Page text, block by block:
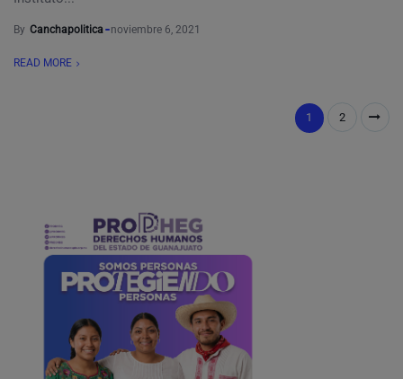
By Canchapolitica noviembre 6, 2021
READ MORE
1 2